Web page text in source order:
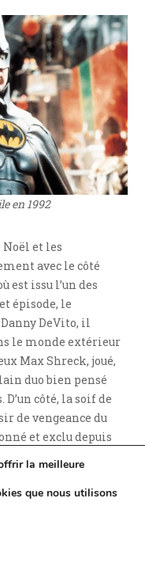
en 1992
Noël et les
avec le côté
est issu l’un des
épisode, le
DeVito, il
le monde extérieur
Max Shreck, joué,
duo bien pensé
côté, la soif de
de vengeance du
et exclu depuis
reflétant encore
/ Batman puisque
avec le
combattrait
la meilleure
que nous utilisons